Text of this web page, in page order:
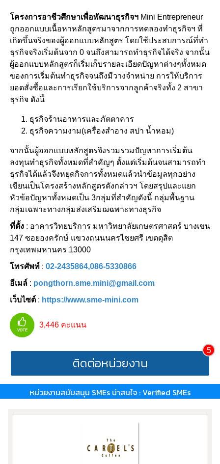
โครงการอาชีวศึกษาเพื่อพัฒนาธุรกิจฯ Mini Entrepreneur
ถูกออกแบบเนื้อหาหลักสูตรมาจากการทดลองทำธุรกิจฯ ที่
เกิดขึ้นจริงของผู้ออกแบบหลักสูตร โดยใช้ประสบการณ์ที่ทำ
ธุรกิจจริงเริ่มต้นจาก 0 จนถึงสามารถทำธุรกิจได้จริง จากนั้น
ผู้ออกแบบหลักสูตรก็เริ่มเก็บรายละเอียดปัญหาต่างๆทั้งหมด
ของการเริ่มต้นทำธุรกิจจนถึงมีวางจำหน่าย การให้บริการ
ยอดสั่งซื้อและการเรียกใช้บริการจากลูกค้าจริงทั้ง 2 สาขา
ธุรกิจ ดังนี้
ธุรกิจร้านอาหารและภัตตาคาร
ธุรกิจความงาม(เครื่องสำอาง สปา น้ำหอม)
จากนั้นผู้ออกแบบหลักสูตรจึงรวมรวมปัญหาการเริ่มต้น
ลงทุนทำธุรกิจทั้งหมดที่สำคัญๆ ตั้งแต่เริ่มต้นจนสามารถทำ
ธุรกิจได้แล้วจึงหยุดกิจการทั้งหมดแล้วนำข้อมูลทุกอย่าง
เขียนเป็นโครงสร้างหลักสูตรดังกล่าวฯ โดยสรุปและแยก
หัวข้อปัญหาทั้งหมดเป็น 3กลุ่มที่สำคัญดังนี้ กลุ่มพื้นฐาน
กลุ่มเฉพาะทางกลุ่มส่งเสริมฌฉพาะทางธุรกิจ
ที่ตั้ง : อาคารวิทยบริการ มหาวิทยาลัยเกษตรศาสตร์ บางเขน
147 ซอยองครักษ์ แขวงถนนนครไชยศรี เขตดุสิต
กรุงเทพมหานคร 13000
โทรศัพท์ : 02-2435864,086-5330866
อีเมล์ : pongthorn.sme.mini@gmail.com
เว็บไซต์ : https://www.sme-mini.com
VOTE
3,446 คะแนน
ติดต่อหน่วยงาน
5
หน่วยงานสนับสนุน SMEs น่าสนใจ : Verified SMEs